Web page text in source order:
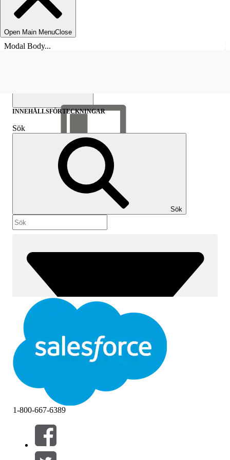
Open Main MenuClose
Modal Body...
Visa
innehållsförteckning
Innehållsförteckningar
INNEHÅLLSFÖRTECKNINGAR
Sök
Sök
Filter (0)
VÄLJ FILTER
1-800-667-6389